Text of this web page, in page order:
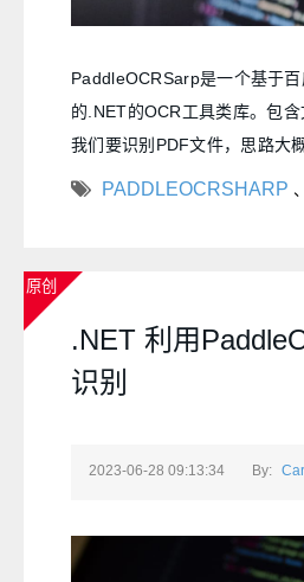
PaddleOCRSarp是一个基于
的.NET的OCR工具类库。包
我们要识别PDF文件，思路大
然后对图片进行识别，呈现识
PADDLEOCRSHARP 、
原创
.NET 利用
识别
2023-06-28 09:13:34 By: